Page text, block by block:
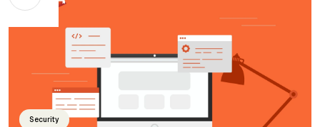
Security